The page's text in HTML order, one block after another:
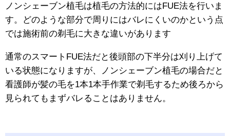
ノンシェーブン植毛は植毛の方法的にはFUE法を行いま
す。どのような部分で周りにはバレにくいのかという点
では施術前の剃毛に大きな違いがあります
通常のスマートFUE法だと後頭部の下半分は刈り上げて
いる状態になりますが、ノンシェーブン植毛の場合だと
看護師が髪の毛を1本1本手作業で剃毛するため後ろから
見られてもまずバレることはありません。